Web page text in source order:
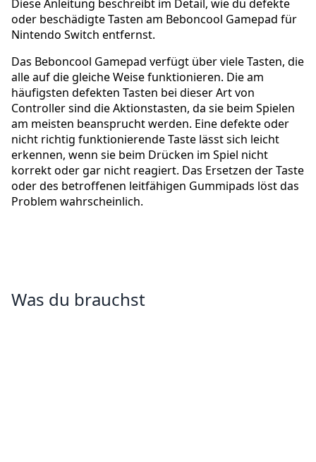
Diese Anleitung beschreibt im Detail, wie du defekte
oder beschädigte Tasten am Beboncool Gamepad für
Nintendo Switch entfernst.
Das Beboncool Gamepad verfügt über viele Tasten, die
alle auf die gleiche Weise funktionieren. Die am
häufigsten defekten Tasten bei dieser Art von
Controller sind die Aktionstasten, da sie beim Spielen
am meisten beansprucht werden. Eine defekte oder
nicht richtig funktionierende Taste lässt sich leicht
erkennen, wenn sie beim Drücken im Spiel nicht
korrekt oder gar nicht reagiert. Das Ersetzen der Taste
oder des betroffenen leitfähigen Gummipads löst das
Problem wahrscheinlich.
Was du brauchst